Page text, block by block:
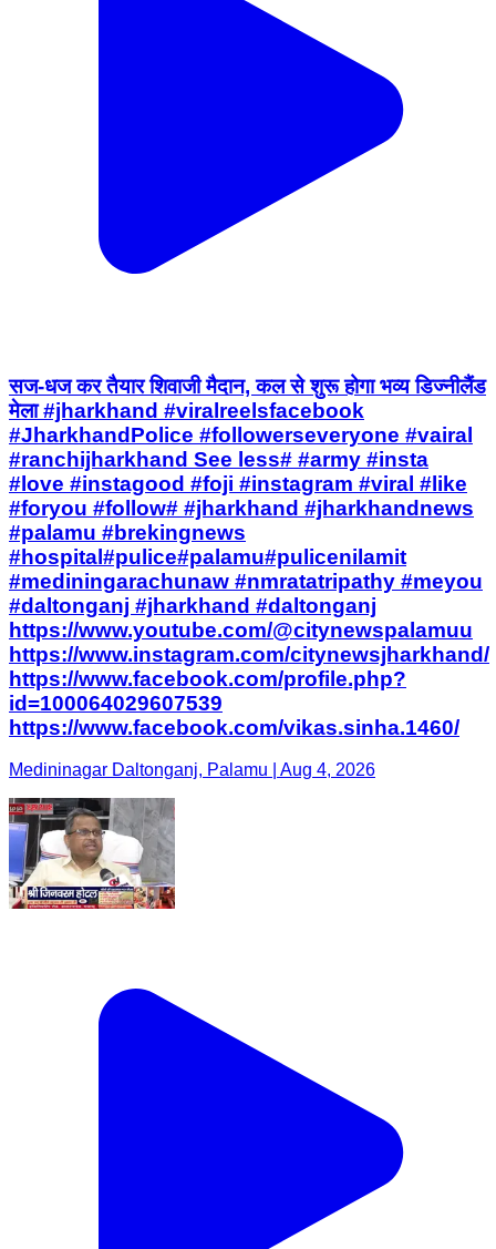
सज-धज कर तैयार शिवाजी मैदान, कल से शुरू होगा भव्य डिज्नीलैंड
मेला #jharkhand #viralreelsfacebook
#JharkhandPolice #followerseveryone #vairal
#ranchijharkhand See less# #army #insta
#love #instagood #foji #instagram #viral #like
#foryou #follow# #jharkhand #jharkhandnews
#palamu #brekingnews
#hospital#pulice#palamu#pulicenilamit
#mediningarachunaw #nmratatripathy #meyou
#daltonganj #jharkhand #daltonganj
https://www.youtube.com/@citynewspalamuu
https://www.instagram.com/citynewsjharkhand/
https://www.facebook.com/profile.php?
id=100064029607539
https://www.facebook.com/vikas.sinha.1460/
Medininagar Daltonganj, Palamu | Aug 4, 2026